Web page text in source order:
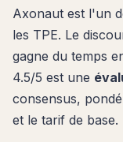
Axonaut est l'un
les TPE. Le
gagne du temps
4.5/5 est une
consensus,
et le tarif de base.